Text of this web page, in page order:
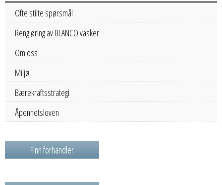
Ofte stilte spørsmål
Rengjøring av BLANCO vasker
Om oss
Miljø
Bærekraftsstrategi
Åpenhetsloven
Finn forhandler